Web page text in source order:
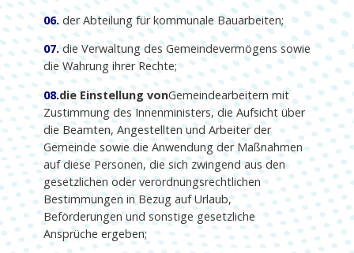
06.der Abteilung für kommunale Bauarbeiten;
07.die Verwaltung des Gemeindevermögens sowie
die Wahrung ihrer Rechte;
08.die Einstellung vonGemeindearbeitern mit
Zustimmung des Innenministers, die Aufsicht über
die Beamten, Angestellten und Arbeiter der
Gemeinde sowie die Anwendung der Maßnahmen
auf diese Personen, die sich zwingend aus den
gesetzlichen oder verordnungsrechtlichen
Bestimmungen in Bezug auf Urlaub,
Beförderungen und sonstige gesetzliche
Ansprüche ergeben;